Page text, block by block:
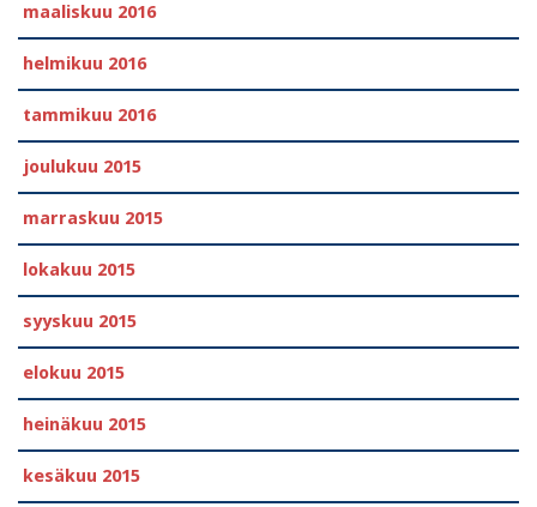
maaliskuu 2016
helmikuu 2016
tammikuu 2016
joulukuu 2015
marraskuu 2015
lokakuu 2015
syyskuu 2015
elokuu 2015
heinäkuu 2015
kesäkuu 2015